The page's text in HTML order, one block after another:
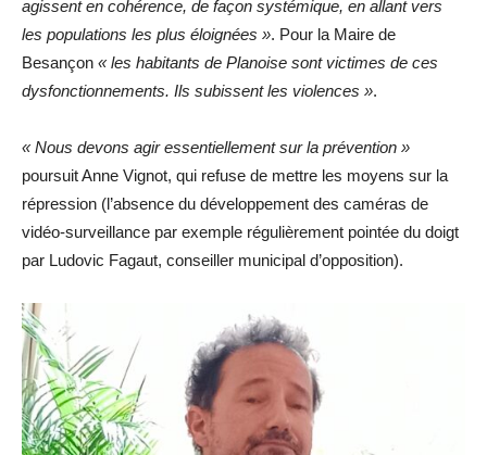
agissent en cohérence, de façon systémique, en allant vers
les populations les plus éloignées ». Pour la Maire de
Besançon « les habitants de Planoise sont victimes de ces
dysfonctionnements. Ils subissent les violences ».
« Nous devons agir essentiellement sur la prévention »
poursuit Anne Vignot, qui refuse de mettre les moyens sur la
répression (l’absence du développement des caméras de
vidéo-surveillance par exemple régulièrement pointée du doigt
par Ludovic Fagaut, conseiller municipal d’opposition).